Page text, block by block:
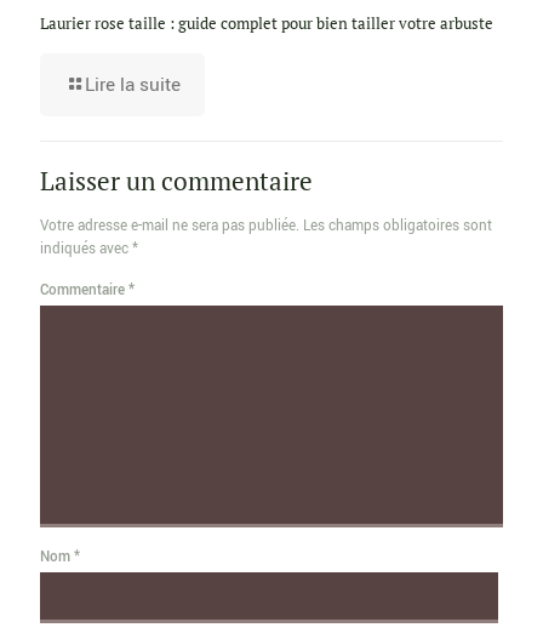
Laurier rose taille : guide complet pour bien tailler votre arbuste
Lire la suite
Laisser un commentaire
Votre adresse e-mail ne sera pas publiée. Les champs obligatoires sont
indiqués avec*
Commentaire*
Nom*